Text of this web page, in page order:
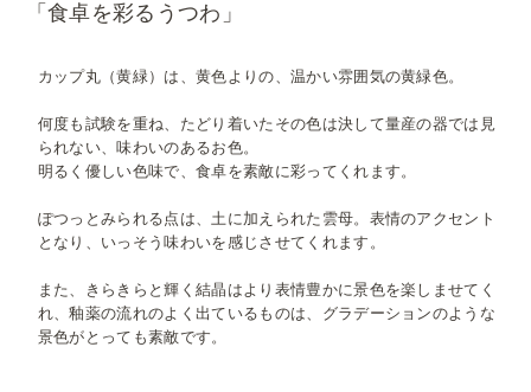
「食卓を彩るうつわ」
カップ丸（黄緑）は、黄色よりの、温かい雰囲気の黄緑色。
何度も試験を重ね、たどり着いたその色は決して量産の器では見
られない、味わいのあるお色。
明るく優しい色味で、食卓を素敵に彩ってくれます。
ぽつっとみられる点は、土に加えられた雲母。表情のアクセント
となり、いっそう味わいを感じさせてくれます。
また、きらきらと輝く結晶はより表情豊かに景色を楽しませてく
れ、釉薬の流れのよく出ているものは、グラデーションのような
景色がとっても素敵です。